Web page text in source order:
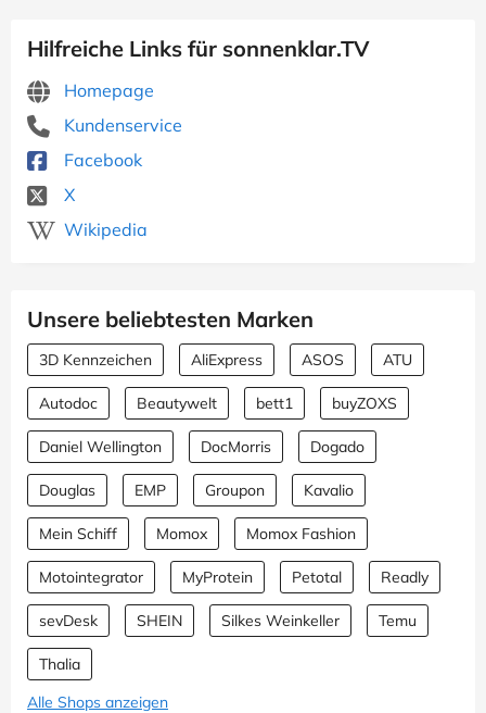
Hilfreiche Links für sonnenklar.TV
Homepage
Kundenservice
Facebook
X
Wikipedia
Unsere beliebtesten Marken
3D Kennzeichen AliExpress ASOS ATU
Autodoc Beautywelt bett1 buyZOXS
Daniel Wellington DocMorris Dogado
Douglas EMP Groupon Kavalio
Mein Schiff Momox Momox Fashion
Motointegrator MyProtein Petotal Readly
sevDesk SHEIN Silkes Weinkeller Temu
Thalia
Alle Shops anzeigen